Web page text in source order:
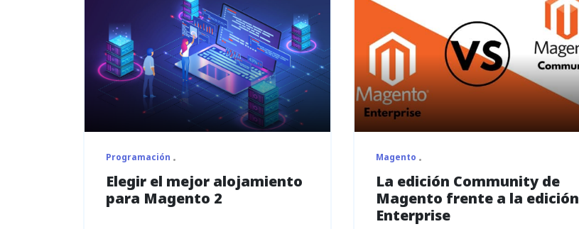
Programación
Elegir el mejor alojamiento
para Magento 2
Magento
La edición Community de
Magento frente a la edición
Enterprise